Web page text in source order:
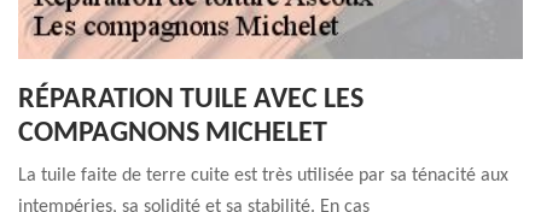
RÉPARATION TUILE AVEC LES
COMPAGNONS MICHELET
La tuile faite de terre cuite est très utilisée par sa ténacité aux
intempéries, sa solidité et sa stabilité. En cas